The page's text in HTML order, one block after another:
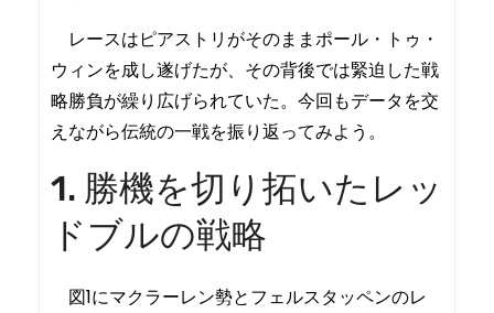
レースはピアストリがそのままポール・トゥ・
ウィンを成し遂げたが、その背後では緊迫した戦
略勝負が繰り広げられていた。今回もデータを交
えながら伝統の一戦を振り返ってみよう。
1. 勝機を切り拓いたレッ
ドブルの戦略
図1にマクラーレン勢とフェルスタッペンのレ